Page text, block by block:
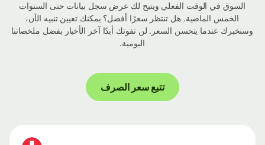
السوق في الوقت الفعلي ويتيح لك عرض سجل بيانات حتى السنوات
الخمس الماضية. هل تنتظر سعرًا أفضل؟ يمكنك تعيين تنبيه الآن،
وسنخبرك عندما يتحسن السعر. لن تفوتك أبدًا آخر الأخبار بفضل ملخصاتنا
اليومية.
تتبع سعر الصرف